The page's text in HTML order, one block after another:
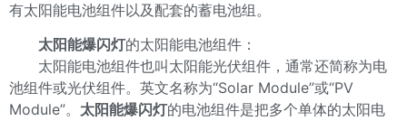
有太阳能电池组件以及配套的蓄电池组。
太阳能爆闪灯的太阳能电池组件：
太阳能电池组件也叫太阳能光伏组件，通常还简称为电
池组件或光伏组件。英文名称为“Solar Module”或“PV
Module”。 太阳能爆闪灯的电池组件是把多个单体的太阳电